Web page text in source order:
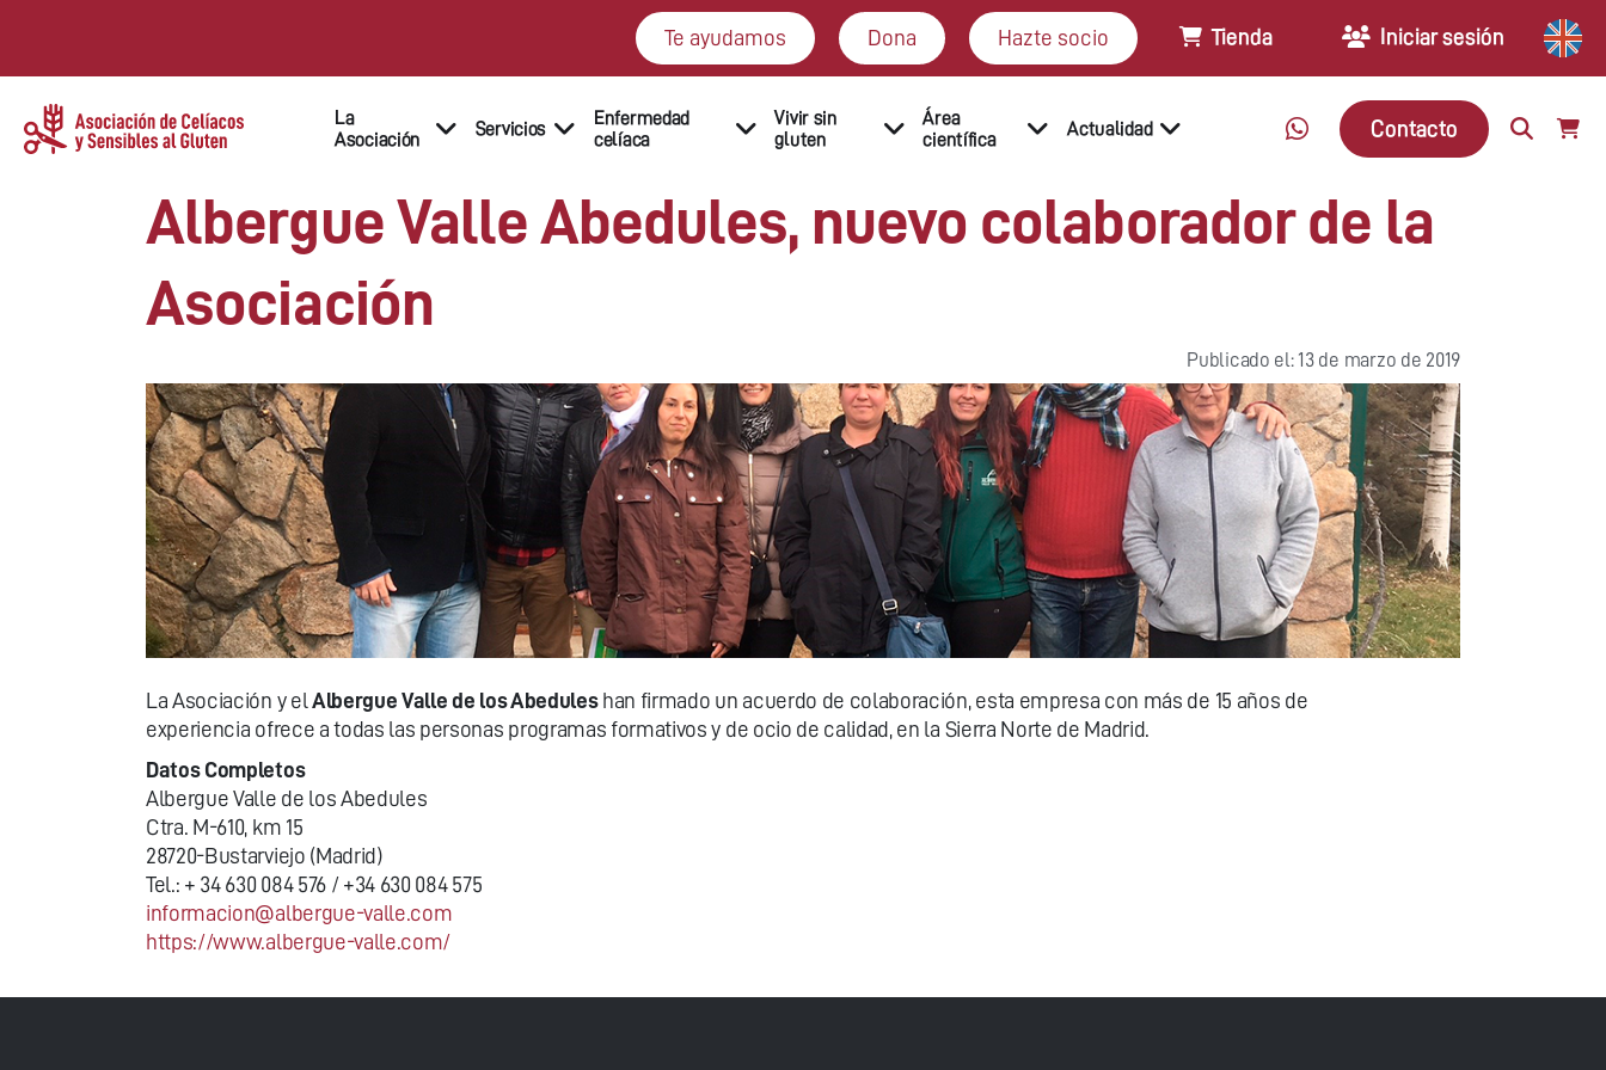
Te ayudamos Dona Hazte socio Tienda Iniciar sesión
La
Asociación
Servicios
Enfermedad
celíaca
Vivir sin
gluten
Área
científica
Actualidad Contacto
Albergue Valle Abedules, nuevo colaborador de la
Asociación
Publicado el: 13 de marzo de 2019
La Asociación y elAlbergue Valle de los Abeduleshan firmado un acuerdo de colaboración, esta empresa con más de 15 años de
experiencia ofrece a todas las personas programas formativos y de ocio de calidad, en la Sierra Norte de Madrid.
Datos Completos
Albergue Valle de los Abedules
Ctra. M-610, km 15
28720-Bustarviejo (Madrid)
Tel.: + 34 630 084 576 / +34 630 084 575
informacion@albergue-valle.com
https://www.albergue-valle.com/